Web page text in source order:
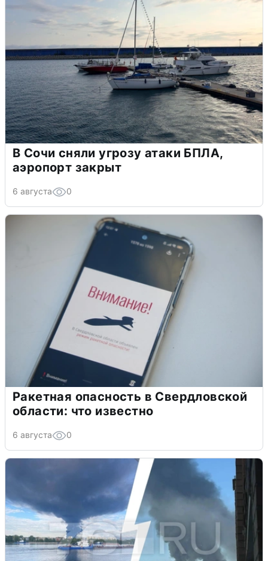
В Сочи сняли угрозу атаки БПЛА,
аэропорт закрыт
6 августа 0
Ракетная опасность в Свердловской
области: что известно
6 августа 0